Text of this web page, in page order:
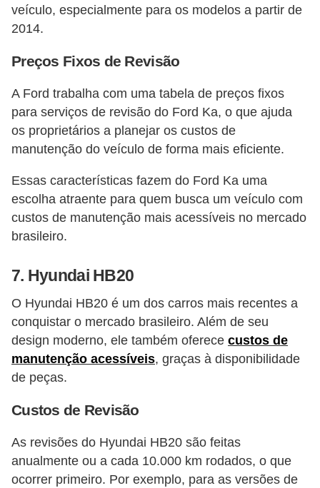
veículo, especialmente para os modelos a partir de
2014​​.
Preços Fixos de Revisão
A Ford trabalha com uma tabela de preços fixos
para serviços de revisão do Ford Ka, o que ajuda
os proprietários a planejar os custos de
manutenção do veículo de forma mais eficiente​​.
Essas características fazem do Ford Ka uma
escolha atraente para quem busca um veículo com
custos de manutenção mais acessíveis no mercado
brasileiro.
7. Hyundai HB20
O Hyundai HB20 é um dos carros mais recentes a
conquistar o mercado brasileiro. Além de seu
design moderno, ele também oferece custos de
manutenção acessíveis, graças à disponibilidade
de peças.
Custos de Revisão
As revisões do Hyundai HB20 são feitas
anualmente ou a cada 10.000 km rodados, o que
ocorrer primeiro. Por exemplo, para as versões de